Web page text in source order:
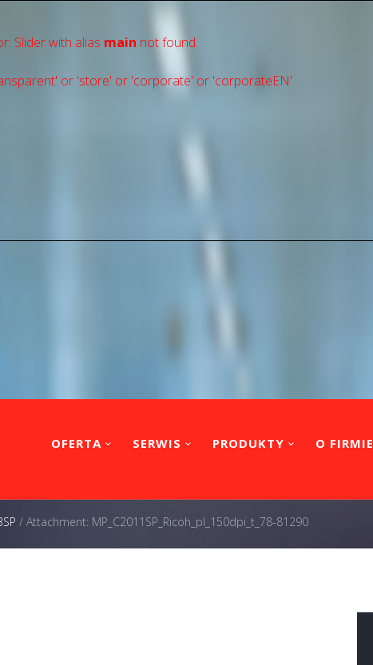
Slider with alias main not found.
or 'store' or 'сorporate' or 'corporateEN'
OFERTA SERWIS PRODUKTY O FIRMIE
/ Attachment: MP_C2011SP_Ricoh_pl_150dpi_t_78-81290